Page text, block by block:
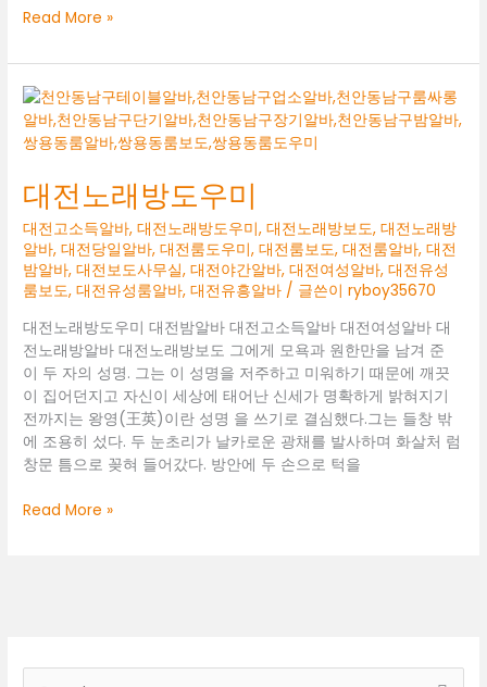
알
둔
동
룸
알
바
Read More »
대전노래방도우미
대전고소득알바,대전노래방도우미,대전노래방보도,대전노래방
알바,대전당일알바,대전룸도우미,대전룸보도,대전룸알바,대전
밤알바,대전보도사무실,대전야간알바,대전여성알바,대전유성
룸보도,대전유성룸알바,대전유흥알바 / 글쓴이ryboy35670
대전노래방도우미 대전밤알바 대전고소득알바 대전여성알바 대
전노래방알바 대전노래방보도 그에게 모욕과 원한만을 남겨 준
이 두 자의 성명. 그는 이 성명을 저주하고 미워하기 때문에 깨끗
이 집어던지고 자신이 세상에 태어난 신세가 명확하게 밝혀지기
전까지는 왕영(王英)이란 성명 을 쓰기로 결심했다.그는 들창 밖
에 조용히 섰다. 두 눈초리가 날카로운 광채를 발사하며 화살처 럼
창문 틈으로 꽂혀 들어갔다. 방안에 두 손으로 턱을
대
미
Read More »